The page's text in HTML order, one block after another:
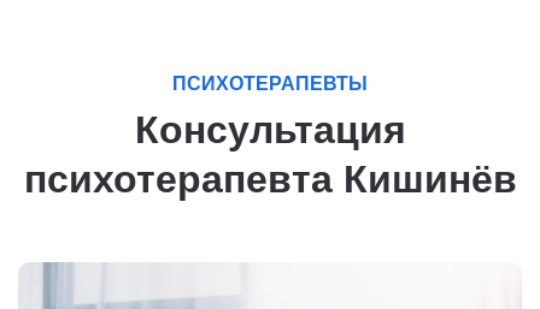
ПСИХОТЕРАПЕВТЫ
Консультация
психотерапевта Кишинёв